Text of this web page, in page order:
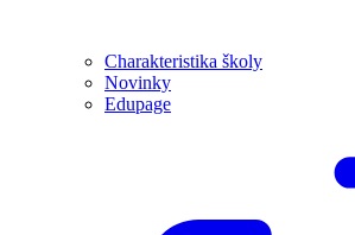
Charakteristika školy
Novinky
Edupage